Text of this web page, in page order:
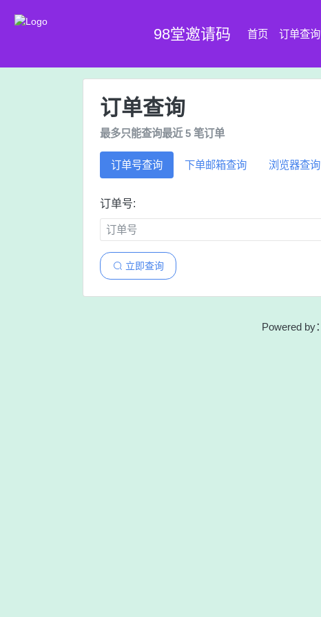
98堂邀请码 首页 订单查询
订单查询
最多只能查询最近 5 笔订单
订单号查询 下单邮箱查询 浏览器查询
订单号:
 立即查询
Powered by：